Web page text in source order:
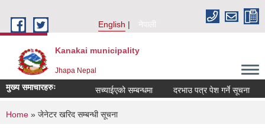
English
नेपाली
Kanakai municipality
Jhapa Nepal
मुख्य समाचारहरुः सच्याईएको सम्बन्धमा दरभाउ पत्र पेश गर्ने सूचना
You are here
Home » जेनेटर खरिद सम्बन्धी सूचना